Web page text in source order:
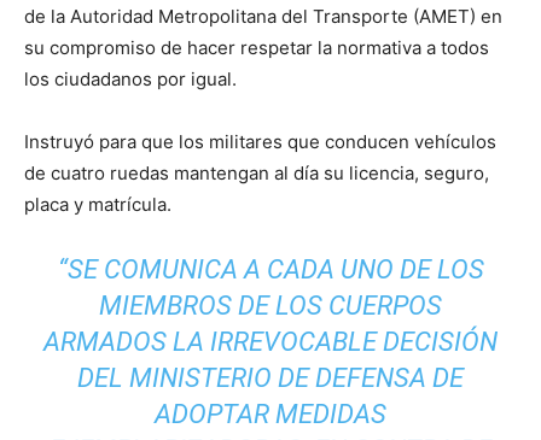
de la Autoridad Metropolitana del Transporte (AMET) en
su compromiso de hacer respetar la normativa a todos
los ciudadanos por igual.
Instruyó para que los militares que conducen vehículos
de cuatro ruedas mantengan al día su licencia, seguro,
placa y matrícula.
“SE COMUNICA A CADA UNO DE LOS
MIEMBROS DE LOS CUERPOS
ARMADOS LA IRREVOCABLE DECISIÓN
DEL MINISTERIO DE DEFENSA DE
ADOPTAR MEDIDAS